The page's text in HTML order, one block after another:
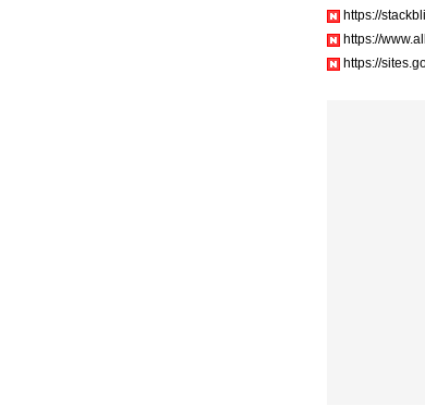
https://stackblitz.com/
https://www.allbiz.com/
https://sites.google.com/view/aura-